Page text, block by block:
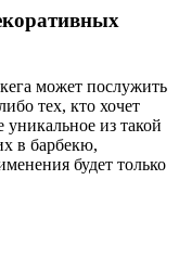
может послужить
тех, кто хочет
из такой
в барбекю,
будет только